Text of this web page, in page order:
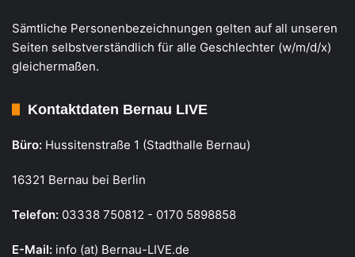
Sämtliche Personenbezeichnungen gelten auf all unseren
Seiten selbstverständlich für alle Geschlechter (w/m/d/x)
gleichermaßen.
Kontaktdaten Bernau LIVE
Büro: Hussitenstraße 1 (Stadthalle Bernau)
16321 Bernau bei Berlin
Telefon: 03338 750812 - 0170 5898858
E-Mail: info (at) Bernau-LIVE.de